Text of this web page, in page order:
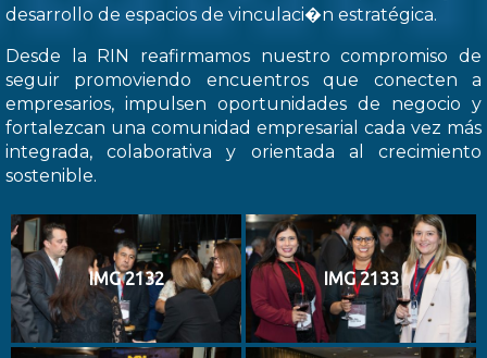
desarrollo de espacios de vinculaci�n estratégica.
Desde la RIN reafirmamos nuestro compromiso de
seguir promoviendo encuentros que conecten a
empresarios, impulsen oportunidades de negocio y
fortalezcan una comunidad empresarial cada vez más
integrada, colaborativa y orientada al crecimiento
sostenible.
IMG 2132 IMG 2133